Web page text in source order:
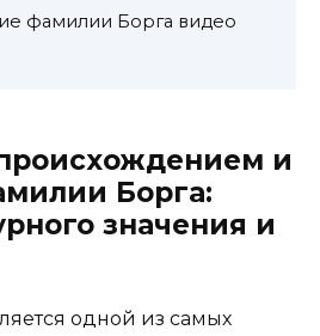
фамилии Борга видео
и
Борга:
значения и
одной из самых